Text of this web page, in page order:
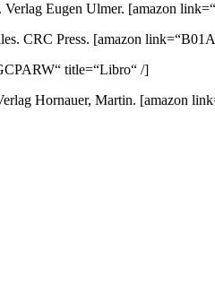
Verlag Eugen Ulmer. [amazon
CRC Press. [amazon
title=“Libro“ /]
Hornauer, Martin. [amazon